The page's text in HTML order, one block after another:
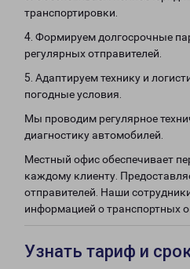
транспортировки.
4. Формируем долгосрочные
регулярных отправителей.
5. Адаптируем технику и
погодные условия.
Мы проводим регулярное
диагностику автомобилей.
Местный офис обеспечивает
каждому клиенту.
отправителей. Наши
информацией о транспортных
Узнать тариф и